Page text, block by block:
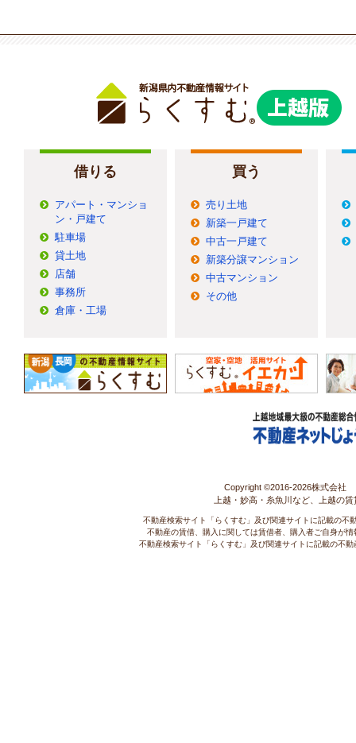
借りる
アパート・マンショ
ン・戸建て
駐車場
貸土地
店舗
事務所
倉庫・工場
買う
売り土地
新築一戸建て
中古一戸建て
新築分譲マンション
中古マンション
その他
Copyright ©2016-2026株式会社
上越・妙高・糸魚川など、上越の
不動産検索サイト「らくすむ」及び関連サイトに記載の不
不動産の賃借、購入に関しては賃借者、購入者ご自身が
不動産検索サイト「らくすむ」及び関連サイトに記載の不